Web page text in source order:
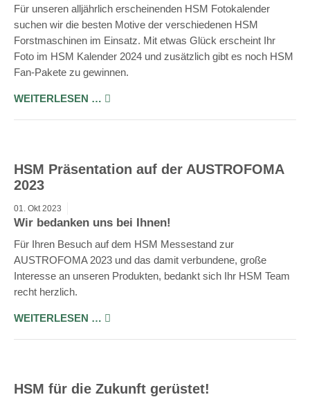
Für unseren alljährlich erscheinenden HSM Fotokalender
suchen wir die besten Motive der verschiedenen HSM
Forstmaschinen im Einsatz. Mit etwas Glück erscheint Ihr
Foto im HSM Kalender 2024 und zusätzlich gibt es noch HSM
Fan-Pakete zu gewinnen.
WEITERLESEN …
HSM Präsentation auf der AUSTROFOMA
2023
01. Okt 2023
Wir bedanken uns bei Ihnen!
Für Ihren Besuch auf dem HSM Messestand zur
AUSTROFOMA 2023 und das damit verbundene, große
Interesse an unseren Produkten, bedankt sich Ihr HSM Team
recht herzlich.
WEITERLESEN …
HSM für die Zukunft gerüstet!